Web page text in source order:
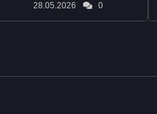
28.05.2026 0